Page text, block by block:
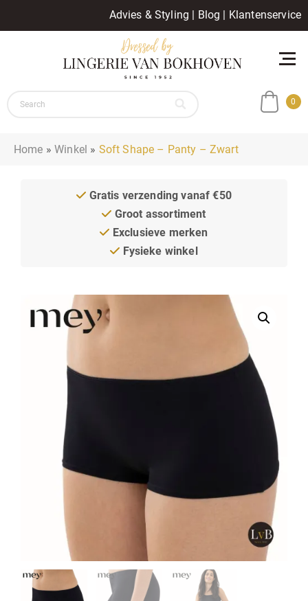
Advies & Styling | Blog | Klantenservice
0
Home »Winkel » Soft Shape – Panty – Zwart
Gratis verzending vanaf €50
Groot assortiment
Exclusieve merken
Fysieke winkel